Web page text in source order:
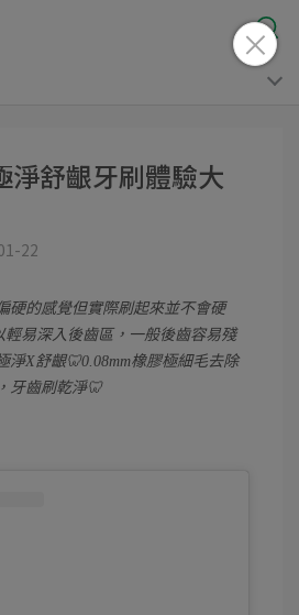
淨舒齦牙刷體驗大
22
硬的感覺但實際刷起來並不會硬
輕易深入後齒區，一般後齒容易殘
淨X舒齦🦷0.08mm橡膠極細毛去除
牙齒刷乾淨🦷